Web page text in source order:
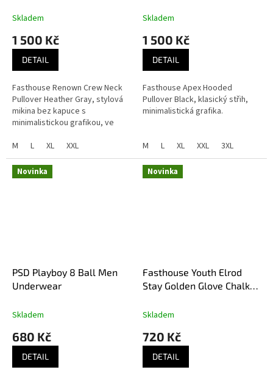
Skladem
1 500 Kč
DETAIL
Fasthouse Renown Crew Neck
Pullover Heather Gray, stylová
mikina bez kapuce s
minimalistickou grafikou, ve
M
L XL XXL
Skladem
1 500 Kč
DETAIL
Fasthouse Apex Hooded
Pullover Black, klasický střih,
minimalistická grafika.
M L XL XXL 3XL
Novinka
PSD Playboy 8 Ball Men
Underwear
Skladem
680 Kč
DETAIL
Novinka
Fasthouse Youth Elrod
Stay Golden Glove Chalk
Skladem
720 Kč
DETAIL